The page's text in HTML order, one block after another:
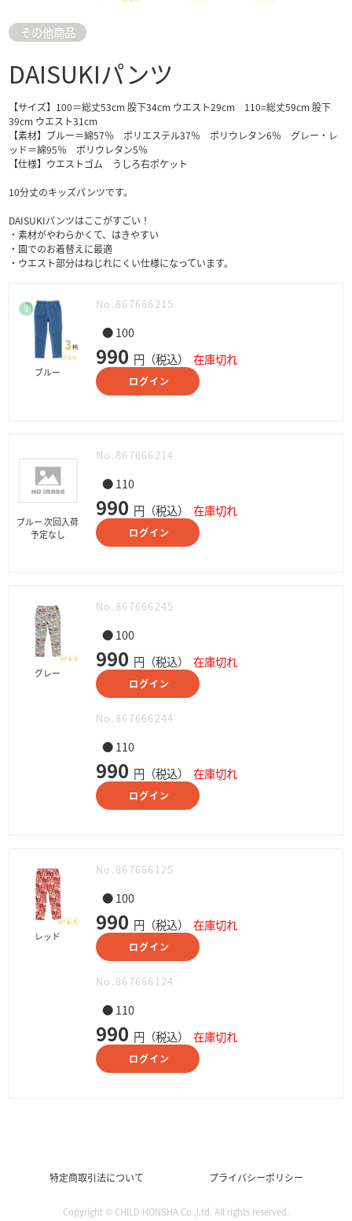
その他商品
DAISUKIパンツ
【サイズ】100＝総丈53cm 股下34cm ウエスト29cm 110=総丈59cm 股下
39cm ウエスト31cm
【素材】ブルー＝綿57％ ポリエステル37％ ポリウレタン6％ グレー・レ
ッド＝綿95％ ポリウレタン5％
【仕様】ウエストゴム うしろ右ポケット
10分丈のキッズパンツです。
DAISUKIパンツはここがすごい！
・素材がやわらかくて、はきやすい
・園でのお着替えに最適
・ウエスト部分はねじれにくい仕様になっています。
ブルー
No.867666215
● 100
990 円（税込） 在庫切れ
ログイン
ブルー 次回入荷
予定なし
No.867666214
● 110
990 円（税込） 在庫切れ
ログイン
グレー
No.867666245
● 100
990 円（税込） 在庫切れ
ログイン
No.867666244
● 110
990 円（税込） 在庫切れ
ログイン
レッド
No.867666125
● 100
990 円（税込） 在庫切れ
ログイン
No.867666124
● 110
990 円（税込） 在庫切れ
ログイン
特定商取引法について プライバシーポリシー
Copyright © CHILD HONSHA Co.,Ltd. All rights reserved.